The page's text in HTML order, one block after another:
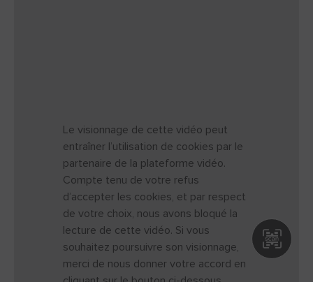
Le visionnage de cette vidéo peut
entraîner l’utilisation de cookies par le
partenaire de la plateforme vidéo.
Compte tenu de votre refus
d’accepter les cookies, et par respect
de votre choix, nous avons bloqué la
lecture de cette vidéo. Si vous
souhaitez poursuivre son visionnage,
merci de nous donner votre accord en